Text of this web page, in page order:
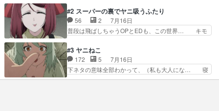
に今期一の悪役がいたとは。… 友達との会話でフ
ェアリィブゥケのイベント… ・ビオラはあられを
見つけて悪だくみを策略…
主人公の強火古参ファン出てきたけど何… 勝利に
浮かれる面々の中、アラキは自分の能… ラムスは
隕石で負傷した体の部位を補修した… 次のゲーム
での対決のエピソード。そうなっ… ポリスホッパ
はない3話も大差なかったら… うーん…キャラが
どんどん出てくるが紹介が… お話が平坦なのよ
ね。なんかこう内輪だけで…
#2 スーパーの裏でヤニ吸うふたり
56 2
7月16日
普段は飛ばしちゃうOPとEDも、この世界… キモ
にヒロイン（山田/田山）のアンニュ… こんどは
そっちが機嫌わる。永遠に気づかん… 昨日は寝落
ちしてしまったので都合の良い女… 新卒で泣かせ
て怒られたり煙草の匂いにがっ… 2人(1人)と近づ
#3 ヤニねこ
172 5
7月16日
下ネタの意味全部わかって、（私も大人にな… 寝
ゲロってそんなヤバかったんか。じゃ、寝… 生活